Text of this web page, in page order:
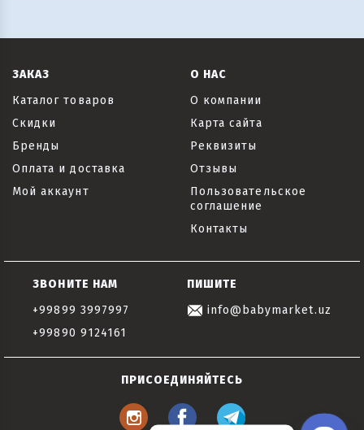
ЗАКАЗ
Каталог товаров
Скидки
Бренды
Оплата и доставка
Мой аккаунт
О НАС
О компании
Карта сайта
Реквизиты
Отзывы
Пользовательское
соглашение
Контакты
ЗВОНИТЕ НАМ
+99899 3997997
+99890 9124161
ПИШИТЕ
info@babymarket.uz
ПРИСОЕДИНЯЙТЕСЬ